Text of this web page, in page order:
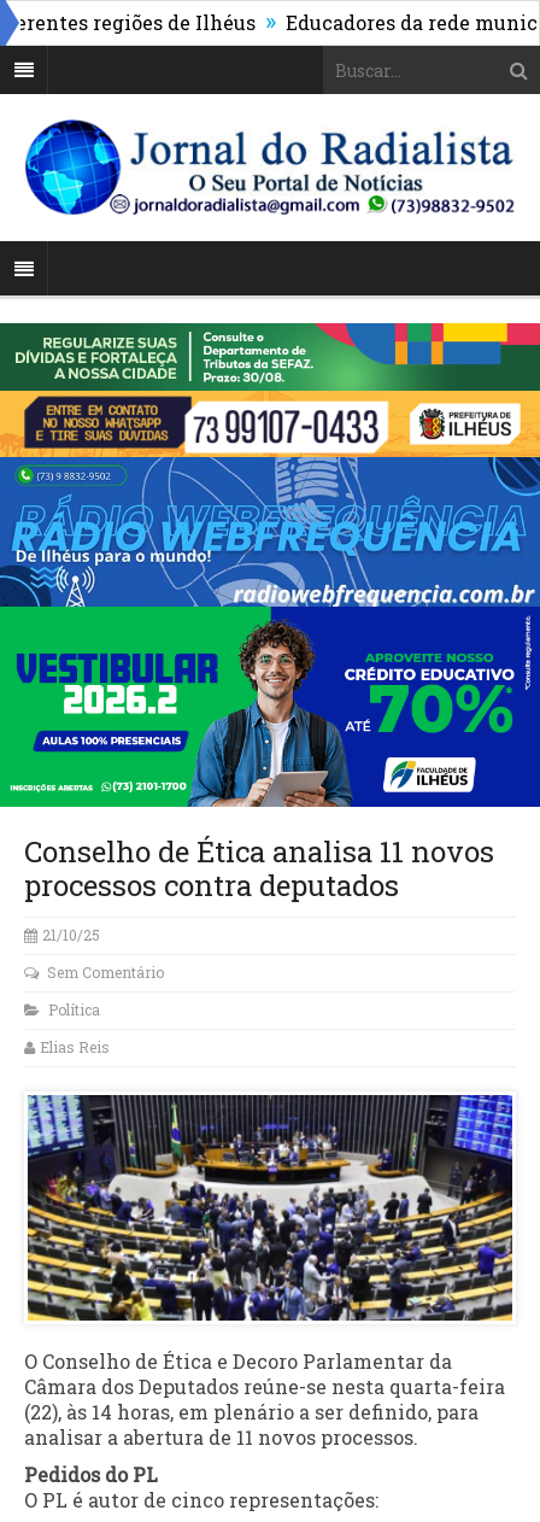
regiões de Ilhéus » Educadores da rede municipal
Conselho de Ética analisa 11 novos
processos contra deputados
21/10/25
Sem Comentário
Política
Elias Reis
O Conselho de Ética e Decoro Parlamentar da
Câmara dos Deputados reúne-se nesta quarta-feira
(22), às 14 horas, em plenário a ser definido, para
analisar a abertura de 11 novos processos.
Pedidos do PL
O PL é autor de cinco representações: